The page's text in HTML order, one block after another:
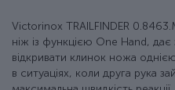
Victorinox TRAILFINDER
ніж із функцією One Hand,
відкривати клинок ножа
в ситуаціях, коли друга рука